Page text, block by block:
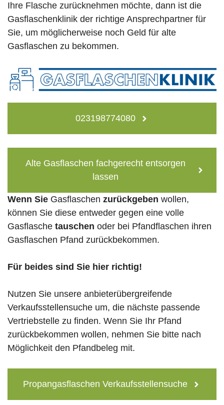
Ihre Flasche zurücknehmen möchte, dann ist die
Gasflaschenklinik der richtige Ansprechpartner für
Sie, um möglicherweise noch Geld für alte
Gasflaschen zu bekommen.
023198774080
Alte Gasflaschen fachgerecht entsorgen
lassen
Wenn Sie Gasflaschen zurückgeben wollen,
können Sie diese entweder gegen eine volle
Gasflasche tauschen oder bei Pfandflaschen ihren
Gasflaschen Pfand zurückbekommen.
Für beides sind Sie hier richtig!
Nutzen Sie unsere anbieterübergreifende
Verkaufsstellensuche um, die nächste passende
Vertriebstelle zu finden. Wenn Sie Ihr Pfand
zurückbekommen wollen, nehmen Sie bitte nach
Möglichkeit den Pfandbeleg mit.
Propangasflaschen Verkaufsstellensuche